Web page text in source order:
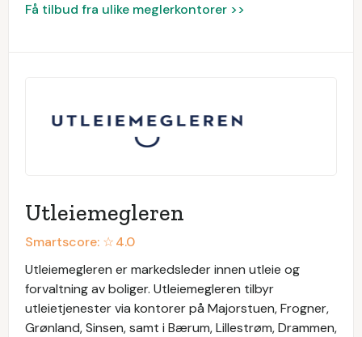
Få tilbud fra ulike meglerkontorer >>
Utleiemegleren
Smartscore: ☆4.0
Utleiemegleren er markedsleder innen utleie og
forvaltning av boliger. Utleiemegleren tilbyr
utleietjenester via kontorer på Majorstuen, Frogner,
Grønland, Sinsen, samt i Bærum, Lillestrøm, Drammen,